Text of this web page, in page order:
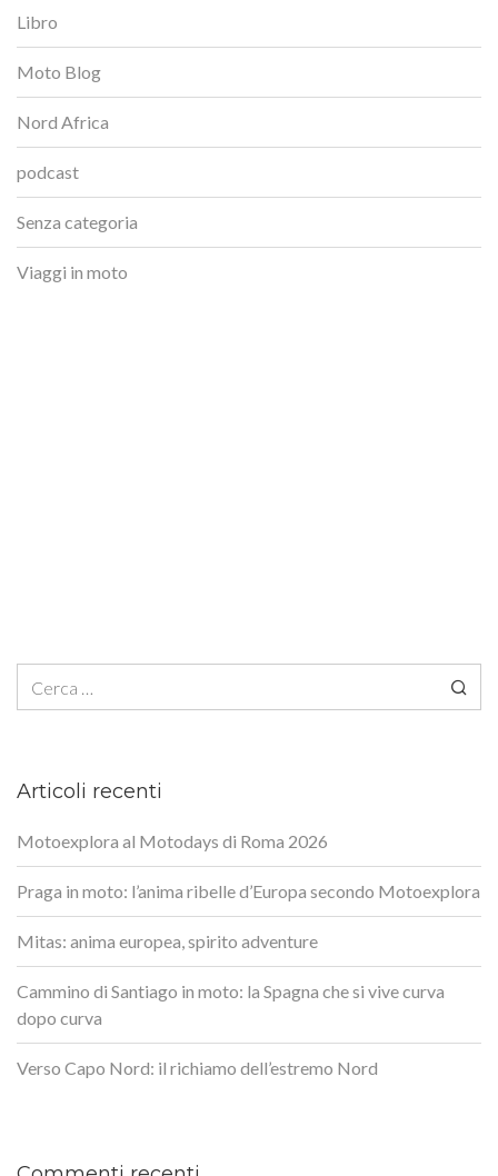
Libro
Moto Blog
Nord Africa
podcast
Senza categoria
Viaggi in moto
Articoli recenti
Motoexplora al Motodays di Roma 2026
Praga in moto: l’anima ribelle d’Europa secondo Motoexplora
Mitas: anima europea, spirito adventure
Cammino di Santiago in moto: la Spagna che si vive curva
dopo curva
Verso Capo Nord: il richiamo dell’estremo Nord